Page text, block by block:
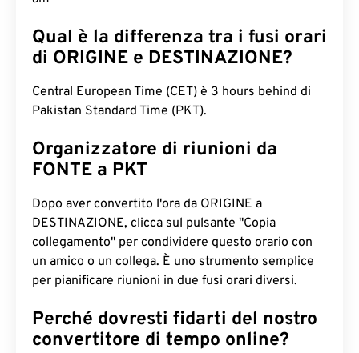
Qual è la differenza tra i fusi orari
di ORIGINE e DESTINAZIONE?
Central European Time (CET) è 3 hours behind di
Pakistan Standard Time (PKT).
Organizzatore di riunioni da
FONTE a PKT
Dopo aver convertito l'ora da ORIGINE a
DESTINAZIONE, clicca sul pulsante "Copia
collegamento" per condividere questo orario con
un amico o un collega. È uno strumento semplice
per pianificare riunioni in due fusi orari diversi.
Perché dovresti fidarti del nostro
convertitore di tempo online?